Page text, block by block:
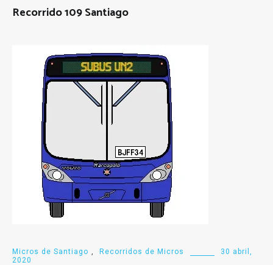
Recorrido 109 Santiago
Micros de Santiago Recorridos de Micros
30 abril,
2020